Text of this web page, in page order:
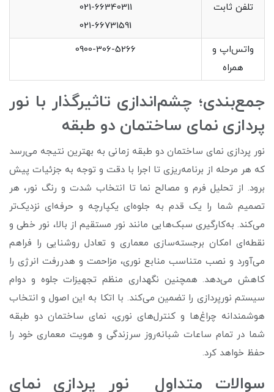
تلفن ثابت
021-66340311
021-66731591
واتس‌اپ و
همراه
0900-306-5266
جمع‌بندی؛ چشم‌اندازی تاثیرگذار با نور
پردازی نمای ساختمان دو طبقه
نور پردازی نمای ساختمان دو طبقه زمانی به بهترین نتیجه می‌رسد
که هر مرحله از برنامه‌ریزی تا اجرا با دقت و توجه به جزئیات پیش
برود. از تحلیل فرم و مصالح نما تا انتخاب شدت و رنگ نور، هر
تصمیم شما را یک قدم به جلوه‌ای یکپارچه و حرفه‌ای نزدیک‌تر
می‌کند. به‌کارگیری سبک‌هایی مانند نور مستقیم از بالا، نور خطی و
نقطه‌ای امکان برجسته‌سازی معماری و تعادل روشنایی را فراهم
می‌آورد و نصب متناسب منابع نوری، مزاحمت و هدررفت انرژی را
کاهش می‌دهد. همچنین نگهداری منظم تجهیزات جلوه و دوام
سیستم نورپردازی را تضمین می‌کند. با اتکا به این اصول و انتخاب
هوشمندانه چراغ‌ها و کنترل‌های نوری، نمای ساختمان دو طبقه
شما در تمام ساعات شبانه‌روز سرزندگی و هویت معماری خود را
حفظ خواهد کرد.
سوالات متداول نور پردازی نمای